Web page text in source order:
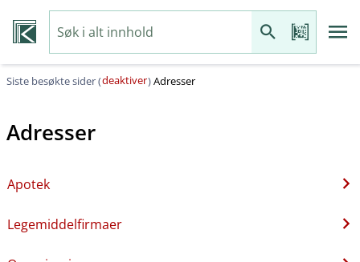
Siste besøkte sider (deaktiver)Adresser
Adresser
Apotek
Legemiddelfirmaer